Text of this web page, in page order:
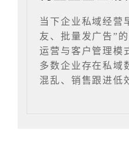
当下企业私域经营
友、批量发广告”
运营与客户管理模
多数企业存在私域
混乱、销售跟进低